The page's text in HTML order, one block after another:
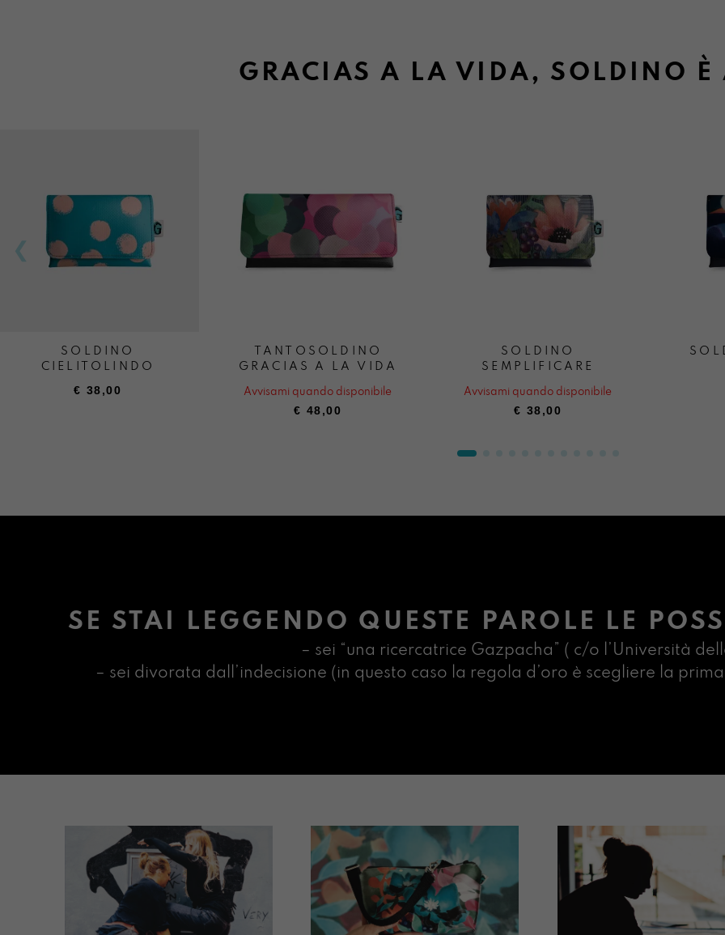
GRACIAS A LA VIDA, SOLDINO È
SOLDINO
CIELITOLINDO
€ 38,00
TANTOSOLDINO
GRACIAS A LA VIDA
Avvisami quando disponibile
€ 48,00
SOLDINO
SEMPLIFICARE
Avvisami quando disponibile
€ 38,00
SE STAI LEGGENDO QUESTE PAROLE LE
– sei “una ricercatrice Gazpacha” ( c/o l’Università
– sei divorata dall’indecisione (in questo caso la regola d’oro è scegliere la